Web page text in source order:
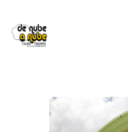
CURSOS
PROFESIONAL